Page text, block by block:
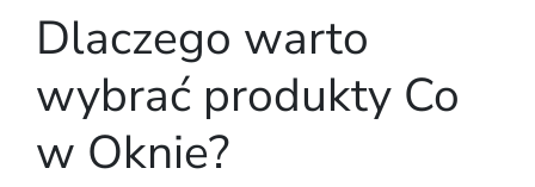
Dlaczego warto
wybrać produkty Co
w Oknie?